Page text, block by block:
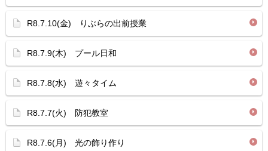
R8.7.10(金) りぶらの出前授業
R8.7.9(木) プール日和
R8.7.8(水) 遊々タイム
R8.7.7(火) 防犯教室
R8.7.6(月) 光の飾り作り